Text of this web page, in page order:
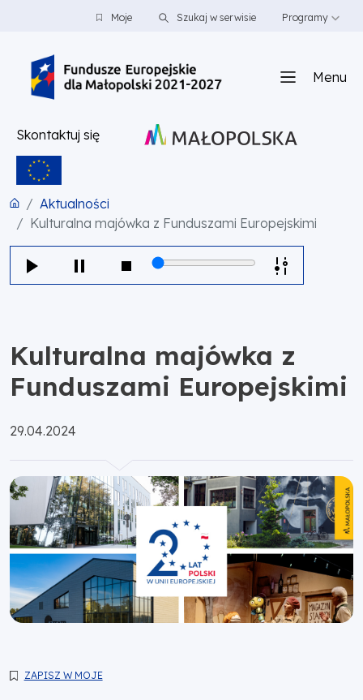
PRZEJDŹ DO TREŚCI
PRZEJDŹ DO MENUMoje Szukaj w serwisie Programy
Menu
Skontaktuj się
Aktualności
Kulturalna majówka z Funduszami Europejskimi
Kulturalna majówka z
Funduszami Europejskimi
Opublikowano:
29.04.2024
ZAPISZ W MOJE